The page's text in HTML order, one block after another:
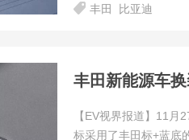
丰田 比亚迪
丰田新能源车
【EV视界报道】11
标采用了丰田标+蓝底